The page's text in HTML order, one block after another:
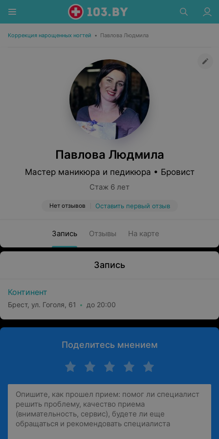
Коррекция нарощенных ногтей • Павлова Людмила
Павлова Людмила
Мастер маникюра и педикюра • Бровист
Стаж 6 лет
Нет отзывов Оставить первый отзыв
Запись Отзывы На карте
Запись
Континент
Брест, ул. Гоголя, 61 до 20:00
Поделитесь мнением